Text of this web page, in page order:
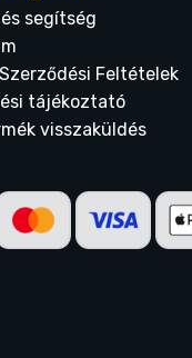
segítség
Feltételek
tájékoztató
visszaküldés